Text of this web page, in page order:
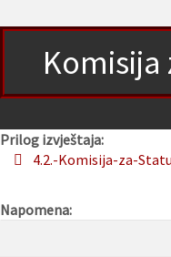
Komisija
Prilog izvještaja:
4.2.-Komisija-za-
Napomena: